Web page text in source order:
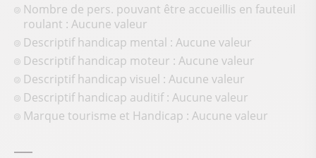
Nombre de pers. pouvant être accueillis en fauteuil
roulant : Aucune valeur
Descriptif handicap mental : Aucune valeur
Descriptif handicap moteur : Aucune valeur
Descriptif handicap visuel : Aucune valeur
Descriptif handicap auditif : Aucune valeur
Marque tourisme et Handicap : Aucune valeur